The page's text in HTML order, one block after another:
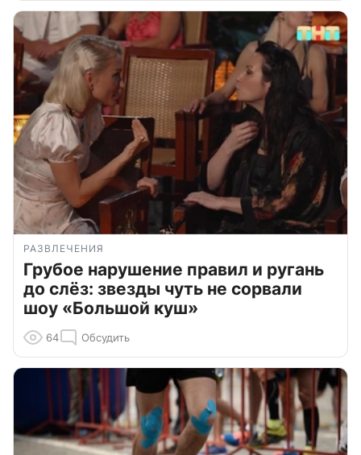
РАЗВЛЕЧЕНИЯ
Грубое нарушение правил и ругань
до слёз: звезды чуть не сорвали
шоу «Большой куш»
64 Обсудить